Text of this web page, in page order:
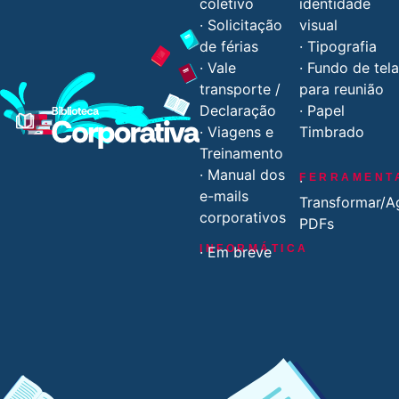
· Solicitação
de férias
· Vale
transporte /
Declaração
· Viagens e
Treinamento
· Manual dos
e-mails
corporativos
INFORMÁTICA
· Em breve
visual
· Tipografia
· Fundo de tela
para reunião
· Papel
Timbrado
·
Transformar/
PDFs